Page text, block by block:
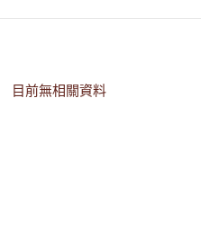
目前無相關資料